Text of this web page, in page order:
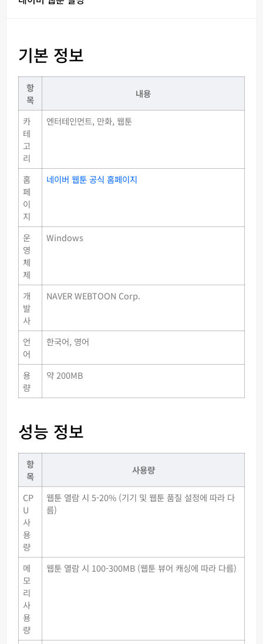
기본 정보
항
목
내용
카
테
고
리
엔터테인먼트, 만화, 웹툰
홈
페
이
지
네이버 웹툰 공식 홈페이지
운
영
체
제
Windows
개
발
사
NAVER WEBTOON Corp.
언
어
한국어, 영어
용
량
약 200MB
성능 정보
항
목
사용량
CP
U
사
용
량
웹툰 열람 시 5-20% (기기 및 웹툰 품질 설정에 따라 다
름)
메
모
리
사
용
량
웹툰 열람 시 100-300MB (웹툰 뷰어 캐싱에 따라 다름)